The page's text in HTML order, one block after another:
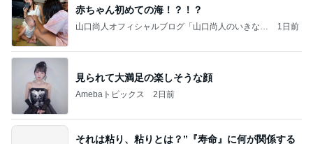
赤ちゃん初めての海！？！？
山口尚人オフィシャルブログ「山口尚人のいきなり
1日前
見られて大満足の楽しそうな顔
Amebaトピックス 2日前
それは粘り、粘りとは？”『寿命』に何が関係する